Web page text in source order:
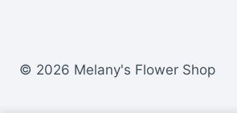
© 2026 Melany's Flower Shop